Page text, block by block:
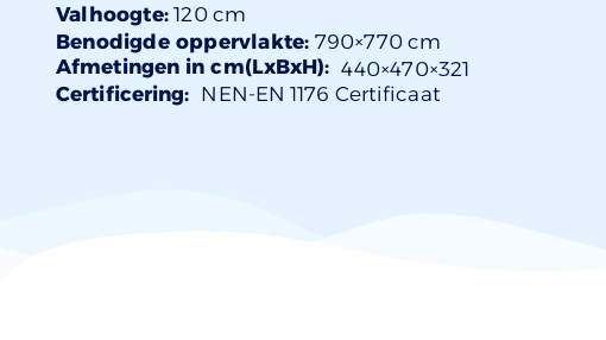
Valhoogte: 120 cm
Benodigde oppervlakte: 790×770 cm
Afmetingen in cm(LxBxH): 440×470×321
Certificering: NEN-EN 1176 Certificaat